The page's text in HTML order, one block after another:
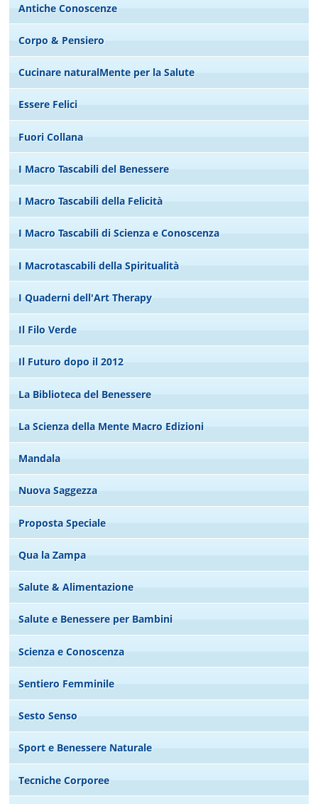
Antiche Conoscenze
Corpo & Pensiero
Cucinare naturalMente per la Salute
Essere Felici
Fuori Collana
I Macro Tascabili del Benessere
I Macro Tascabili della Felicità
I Macro Tascabili di Scienza e Conoscenza
I Macrotascabili della Spiritualità
I Quaderni dell'Art Therapy
Il Filo Verde
Il Futuro dopo il 2012
La Biblioteca del Benessere
La Scienza della Mente Macro Edizioni
Mandala
Nuova Saggezza
Proposta Speciale
Qua la Zampa
Salute & Alimentazione
Salute e Benessere per Bambini
Scienza e Conoscenza
Sentiero Femminile
Sesto Senso
Sport e Benessere Naturale
Tecniche Corporee